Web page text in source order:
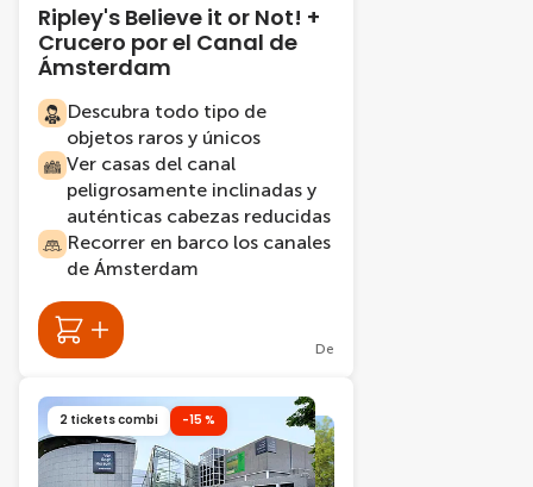
Ripley's Believe it or Not! +
Crucero por el Canal de
Ámsterdam
Descubra todo tipo de
objetos raros y únicos
Ver casas del canal
peligrosamente inclinadas y
auténticas cabezas reducidas
Recorrer en barco los canales
de Ámsterdam
De
2 tickets combi -15 %